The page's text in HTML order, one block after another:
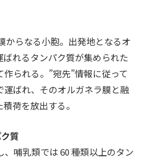
からなる小胞。出発地となるオ
れるタンパク質が集められた
られる。”宛先”情報に従って
ばれ、そのオルガネラ膜と融
荷を放出する。
質
、哺乳類では 60 種類以上のタン